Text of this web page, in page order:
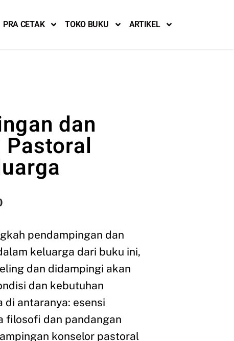
PRA CETAK TOKO BUKU ARTIKEL
dan
pendampingan dan
keluarga dari buku ini,
dan didampingi akan
dan kebutuhan
di antaranya: esensi
filosofi dan pandangan
konselor pastoral